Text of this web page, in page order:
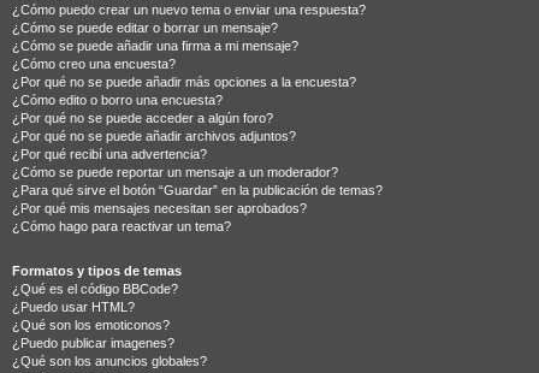
¿Cómo puedo crear un nuevo tema o enviar una respuesta?
¿Cómo se puede editar o borrar un mensaje?
¿Cómo se puede añadir una firma a mi mensaje?
¿Cómo creo una encuesta?
¿Por qué no se puede añadir más opciones a la encuesta?
¿Cómo edito o borro una encuesta?
¿Por qué no se puede acceder a algún foro?
¿Por qué no se puede añadir archivos adjuntos?
¿Por qué recibí una advertencia?
¿Cómo se puede reportar un mensaje a un moderador?
¿Para qué sirve el botón “Guardar” en la publicación de temas?
¿Por qué mis mensajes necesitan ser aprobados?
¿Cómo hago para reactivar un tema?
Formatos y tipos de temas
¿Qué es el código BBCode?
¿Puedo usar HTML?
¿Qué son los emoticonos?
¿Puedo publicar imagenes?
¿Qué son los anuncios globales?